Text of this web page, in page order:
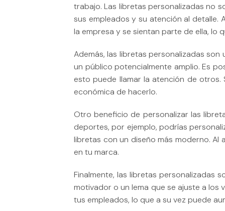
trabajo. Las libretas personalizadas no
sus empleados y su atención al detalle.
la empresa y se sientan parte de ella, lo
Además, las libretas personalizadas
un público potencialmente amplio. Es
esto puede llamar la atención de
económica de hacerlo.
Otro beneficio de personalizar las
deportes, por ejemplo, podrías
libretas con un diseño más moderno.
en tu marca.
Finalmente, las libretas personalizadas
motivador o un lema que se ajuste a
tus empleados, lo que a su vez puede